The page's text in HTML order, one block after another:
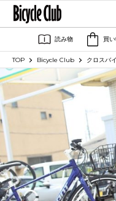
読み物 買
TOP Bicycle Club クロスバ